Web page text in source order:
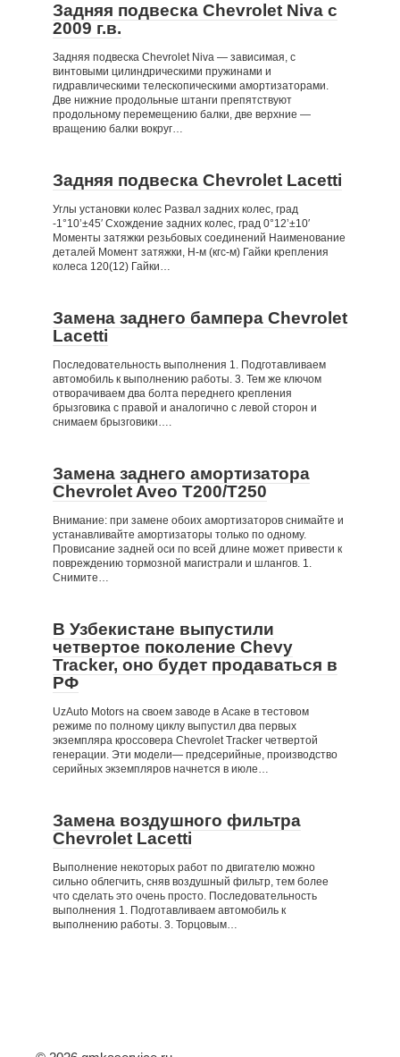
Задняя подвеска Chevrolet Niva с
2009 г.в.
Задняя подвеска Chevrolet Niva — зависимая, с
винтовыми цилиндрическими пружинами и
гидравлическими телескопическими амортизаторами.
Две нижние продольные штанги препятствуют
продольному перемещению балки, две верхние —
вращению балки вокруг…
Задняя подвеска Chevrolet Lacetti
Углы установки колес Развал задних колес, град
-1°10’±45′ Схождение задних колес, град 0°12’±10′
Моменты затяжки резьбовых соединений Наименование
деталей Момент затяжки, Н-м (кгс-м) Гайки крепления
колеса 120(12) Гайки…
Замена заднего бампера Chevrolet
Lacetti
Последовательность выполнения 1. Подготавливаем
автомобиль к выполнению работы. 3. Тем же ключом
отворачиваем два болта переднего крепления
брызговика с правой и аналогично с левой сторон и
снимаем брызговики….
Замена заднего амортизатора
Chevrolet Aveo T200/T250
Внимание: при замене обоих амортизаторов снимайте и
устанавливайте амортизаторы только по одному.
Провисание задней оси по всей длине может привести к
повреждению тормозной магистрали и шлангов. 1.
Снимите…
В Узбекистане выпустили
четвертое поколение Chevy
Tracker, оно будет продаваться в
РФ
UzAuto Motors на своем заводе в Асаке в тестовом
режиме по полному циклу выпустил два первых
экземпляра кроссовера Chevrolet Tracker четвертой
генерации. Эти модели— предсерийные, производство
серийных экземпляров начнется в июле…
Замена воздушного фильтра
Chevrolet Lacetti
Выполнение некоторых работ по двигателю можно
сильно облегчить, сняв воздушный фильтр, тем более
что сделать это очень просто. Последовательность
выполнения 1. Подготавливаем автомобиль к
выполнению работы. 3. Торцовым…